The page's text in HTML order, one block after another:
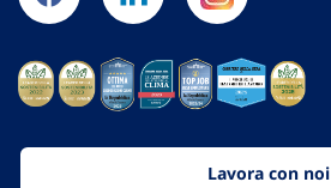
Lavora con noi